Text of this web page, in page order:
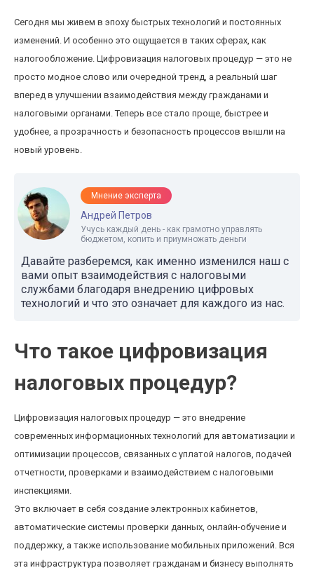
Сегодня мы живем в эпоху быстрых технологий и постоянных
изменений. И особенно это ощущается в таких сферах, как
налогообложение. Цифровизация налоговых процедур — это не
просто модное слово или очередной тренд, а реальный шаг
вперед в улучшении взаимодействия между гражданами и
налоговыми органами. Теперь все стало проще, быстрее и
удобнее, а прозрачность и безопасность процессов вышли на
новый уровень.
Мнение эксперта
Андрей Петров
Учусь каждый день - как грамотно управлять
бюджетом, копить и приумножать деньги
Давайте разберемся, как именно изменился наш с
вами опыт взаимодействия с налоговыми
службами благодаря внедрению цифровых
технологий и что это означает для каждого из нас.
Что такое цифровизация
налоговых процедур?
Цифровизация налоговых процедур — это внедрение
современных информационных технологий для автоматизации и
оптимизации процессов, связанных с уплатой налогов, подачей
отчетности, проверками и взаимодействием с налоговыми
инспекциями.
Это включает в себя создание электронных кабинетов,
автоматические системы проверки данных, онлайн-обучение и
поддержку, а также использование мобильных приложений. Вся
эта инфраструктура позволяет гражданам и бизнесу выполнять